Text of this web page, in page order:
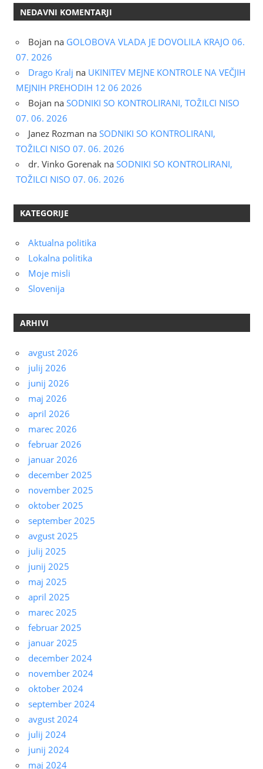
NEDAVNI KOMENTARJI
Bojan na GOLOBOVA VLADA JE DOVOLILA KRAJO 06.
07. 2026
Drago Kralj na UKINITEV MEJNE KONTROLE NA VEČJIH
MEJNIH PREHODIH 12 06 2026
Bojan na SODNIKI SO KONTROLIRANI, TOŽILCI NISO
07. 06. 2026
Janez Rozman na SODNIKI SO KONTROLIRANI,
TOŽILCI NISO 07. 06. 2026
dr. Vinko Gorenak na SODNIKI SO KONTROLIRANI,
TOŽILCI NISO 07. 06. 2026
KATEGORIJE
Aktualna politika
Lokalna politika
Moje misli
Slovenija
ARHIVI
avgust 2026
julij 2026
junij 2026
maj 2026
april 2026
marec 2026
februar 2026
januar 2026
december 2025
november 2025
oktober 2025
september 2025
avgust 2025
julij 2025
junij 2025
maj 2025
april 2025
marec 2025
februar 2025
januar 2025
december 2024
november 2024
oktober 2024
september 2024
avgust 2024
julij 2024
junij 2024
maj 2024